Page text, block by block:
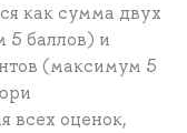
как сумма двух
5 баллов) и
(максимум 5
всех оценок,